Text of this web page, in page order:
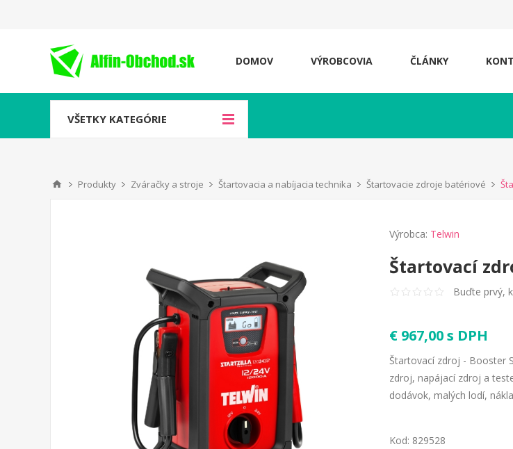
DOMOV VÝROBCOVIA ČLÁNKY
VŠETKY KATEGÓRIE
Produkty Zváračky a stroje Štartovacia a nabíjacia technika Štartovacie zdroje batériové
Výrobca: Telwin
Štartovací
Buďte prvý,
€ 967,00 s DPH
Štartovací zdroj - Booster
zdroj, napájací zdroj a
dodávok, malých lodí,
Kod: 829528